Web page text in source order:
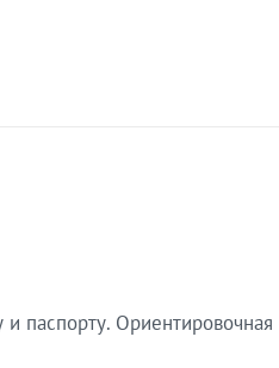
паспорту. Ориентировочная